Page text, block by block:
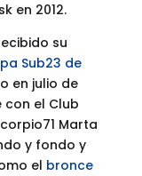
en 2012.
su
Sub23 de
en julio de
con el Club
Marta
y fondo y
el bronce